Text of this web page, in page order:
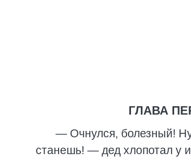
ГЛАВА
— Очнулся, болезный!
станешь! — дед хлопотал у